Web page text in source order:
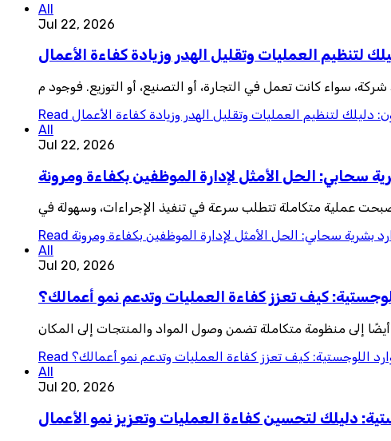
All
Jul 22, 2026
لتنظيم العمليات وتقليل الهدر وزيادة كفاءة الأعمال
سواء كانت تعمل في التجارة، أو التصنيع، أو التوزيع. فوجود م
Read دليلك لتنظيم العمليات وتقليل الهدر وزيادة كفاءة الأعمال
All
Jul 22, 2026
سحابي: الحل الأمثل لإدارة الموظفين بكفاءة ومرونة
عملية متكاملة تتطلب سرعة في تنفيذ الإجراءات، وسهولة في
Read بشرية سحابي: الحل الأمثل لإدارة الموظفين بكفاءة ومرونة
All
Jul 20, 2026
كيف تعزز كفاءة العمليات وتدعم نمو أعمالك؟
إلى منظومة متكاملة تضمن وصول المواد والمنتجات إلى المكان
Read اللوجستية: كيف تعزز كفاءة العمليات وتدعم نمو أعمالك؟
All
Jul 20, 2026
دليلك لتحسين كفاءة العمليات وتعزيز نمو الأعمال